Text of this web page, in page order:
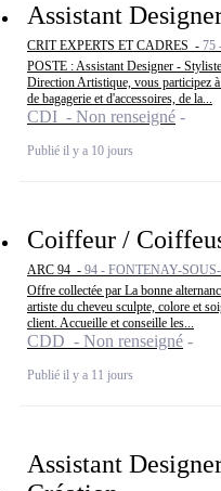
Assistant
CRIT EXPERTS ET CADRES - 75
POSTE : Assistant Designer -
Direction Artistique, vous participez
de bagagerie et d'accessoires, de la...
CDI - Non renseigné
Publié il y a 10 jours
Coiffeur /
ARC 94 - 94 - FONTENAY-
Offre collectée par La bonne
artiste du cheveu sculpte, colore et
client. Accueille et conseille les...
CDD - Non renseigné
Publié il y a 11 jours
Assistant